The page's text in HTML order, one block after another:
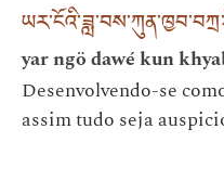
yar ngö dawé kun
Desenvolvendo-se
assim tudo seja